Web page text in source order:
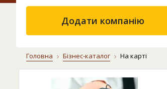
Додати компанію
Головна Бізнес-каталог На карті